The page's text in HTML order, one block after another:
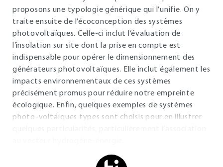
proposons une typologie générique qui l’unifie. On y
traite ensuite de l’écoconception des systèmes
photovoltaïques. Celle-ci inclut l’évaluation de
l’insolation sur site dont la prise en compte est
indispensable pour opérer le dimensionnement des
générateurs photovoltaïques. Elle inclut également les
impacts environnementaux de ces systèmes
précisément promus pour réduire notre empreinte
écologique. Enfin, quelques exemples de systèmes
photo-voltaïques types sont choisis pour en illustrer